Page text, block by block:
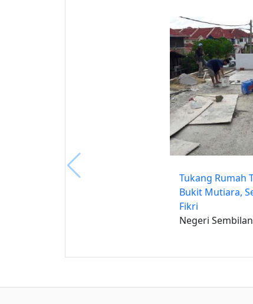
Tukang Rumah
Bukit Mutiara,
Fikri
Negeri Sembilan